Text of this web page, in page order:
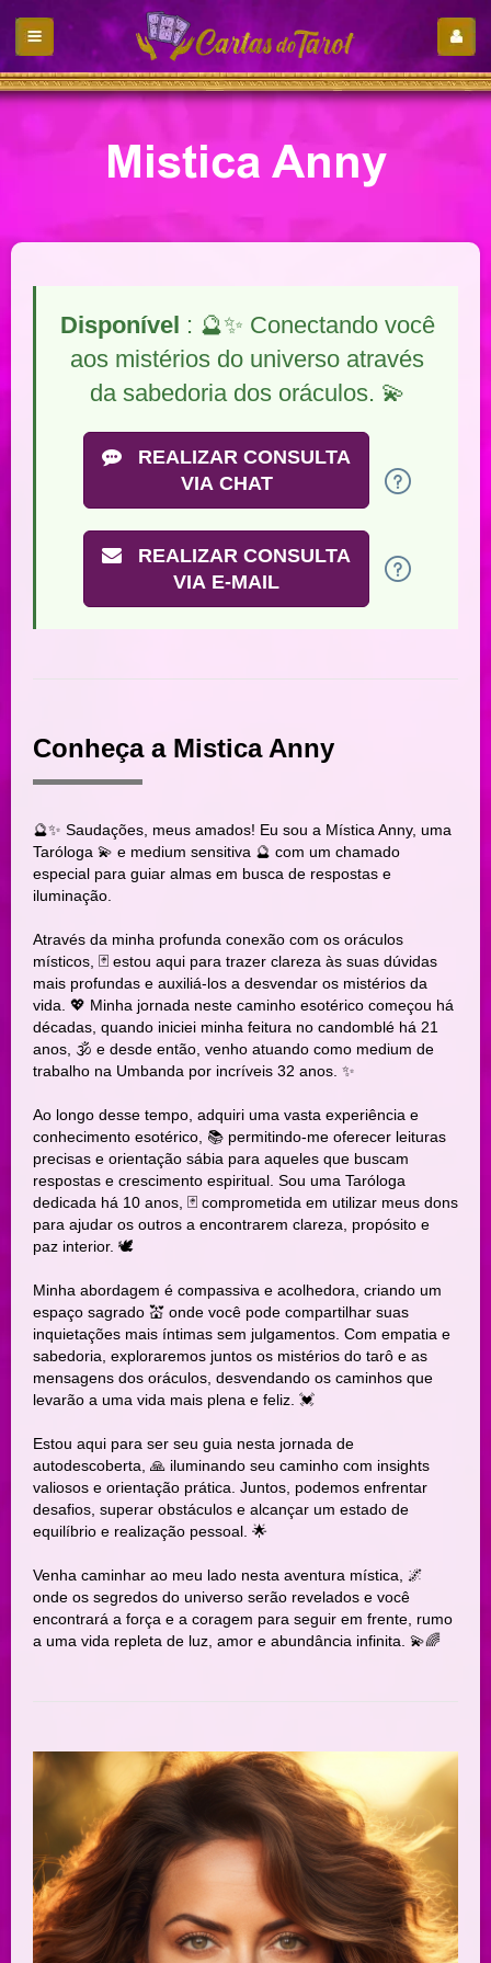
Mistica Anny
Disponível : 🔮✨ Conectando você
aos mistérios do universo através
da sabedoria dos oráculos. 💫
REALIZAR CONSULTA
VIA CHAT
REALIZAR CONSULTA
VIA E-MAIL
Conheça a Mistica Anny
🔮✨ Saudações, meus amados! Eu sou a Mística Anny, uma
Taróloga 💫 e medium sensitiva 🔮 com um chamado
especial para guiar almas em busca de respostas e
iluminação.
Através da minha profunda conexão com os oráculos
místicos, 🃏 estou aqui para trazer clareza às suas dúvidas
mais profundas e auxiliá-los a desvendar os mistérios da
vida. 💖 Minha jornada neste caminho esotérico começou há
décadas, quando iniciei minha feitura no candomblé há 21
anos, 🕉️ e desde então, venho atuando como medium de
trabalho na Umbanda por incríveis 32 anos. ✨
Ao longo desse tempo, adquiri uma vasta experiência e
conhecimento esotérico, 📚 permitindo-me oferecer leituras
precisas e orientação sábia para aqueles que buscam
respostas e crescimento espiritual. Sou uma Taróloga
dedicada há 10 anos, 🃏 comprometida em utilizar meus dons
para ajudar os outros a encontrarem clareza, propósito e
paz interior. 🕊️
Minha abordagem é compassiva e acolhedora, criando um
espaço sagrado 💒 onde você pode compartilhar suas
inquietações mais íntimas sem julgamentos. Com empatia e
sabedoria, exploraremos juntos os mistérios do tarô e as
mensagens dos oráculos, desvendando os caminhos que
levarão a uma vida mais plena e feliz. 💓
Estou aqui para ser seu guia nesta jornada de
autodescoberta, 🙏 iluminando seu caminho com insights
valiosos e orientação prática. Juntos, podemos enfrentar
desafios, superar obstáculos e alcançar um estado de
equilíbrio e realização pessoal. 🌟
Venha caminhar ao meu lado nesta aventura mística, 🌌
onde os segredos do universo serão revelados e você
encontrará a força e a coragem para seguir em frente, rumo
a uma vida repleta de luz, amor e abundância infinita. 💫🌈